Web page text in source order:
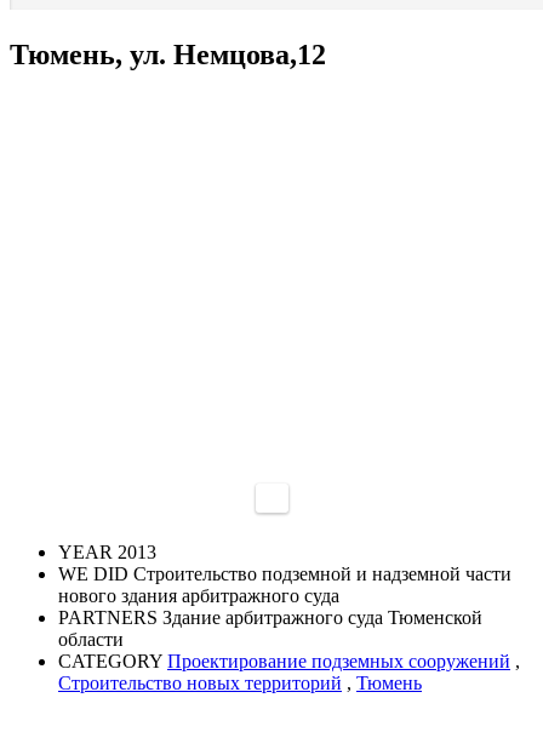
Тюмень, ул. Немцова,12
YEAR 2013
WE DID Строительство подземной и надземной части
нового здания арбитражного суда
PARTNERS Здание арбитражного суда Тюменской
области
CATEGORY Проектирование подземных сооружений ,
Строительство новых территорий , Тюмень